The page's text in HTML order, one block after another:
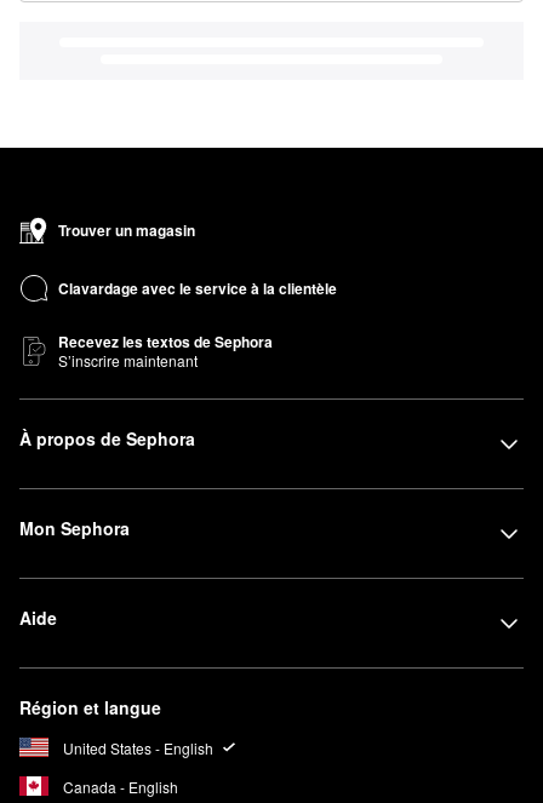
Trouver un magasin
Clavardage avec le service à la clientèle
Recevez les textos de Sephora
S’inscrire maintenant
À propos de Sephora
Mon Sephora
Aide
Région et langue
United States - English
Canada - English